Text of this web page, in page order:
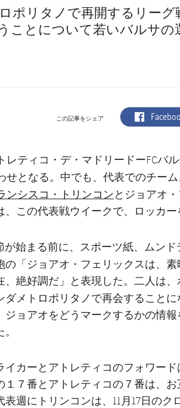
ポリタノで再開するリーグ
ことについて若いバルサの
この記事をシェア
トレティコ・デ・マドリードーFCバ
せとなる。中でも、代表でのチーム
ンシスコ・トリンコンとジョアオ
、この代表戦ウイークで、ロッカー
が始まる前に、スポーツ紙、ムン
の「 ジョアオ・フェリックスは、
、絶好調だ」と表現した。二人は
ダメトロポリタノで再会すること
ジョアオをどうマークするかの情
イカーとアトレティコのフォワー
１７番とアトレティコの７番は、
週にトリンコンは、11月17日のク